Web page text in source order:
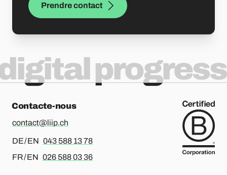
Prendre contact
progress
Contacte-nous
contact@liip.ch
DE / EN Pour l’allemand ou l’anglais, merci d’appeler le
043 588 13 78
FR / EN Pour le français ou l’anglais, merci d’appeler le
026 588 03 36